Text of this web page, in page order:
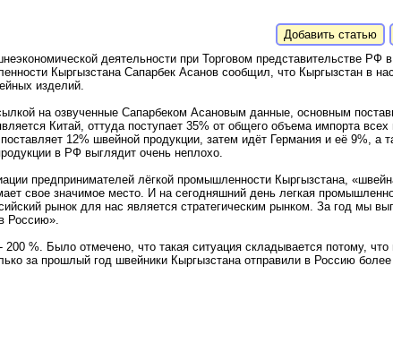
Добавить статью
деятельности при Торговом представительстве РФ
Кыргызстана Сапарбек Асанов сообщил, что Кыргызстан в
изделий.
на озвученные Сапарбеком Асановым данные, основным
Китай, оттуда поступает 35% от общего объема импорта
12% швейной продукции, затем идёт Германия и её 9%, а
в РФ выглядит очень неплохо.
предпринимателей лёгкой промышленности Кыргызстана,
свое значимое место. И на сегодняшний день легкая
рынок для нас является стратегическим рынком. За год мы
Россию».
%. Было отмечено, что такая ситуация складывается потому,
за прошлый год швейники Кыргызстана отправили в Россию